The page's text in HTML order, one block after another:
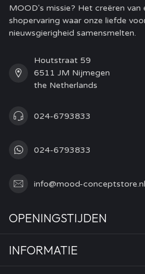
MOOD's missie? Het creëren van
shopervaring waar onze liefde
nieuwsgierigheid samensmelten.
Houtstraat 59
6511 JM Nijmegen
the Netherlands
024-6793833
024-6793833
info@mood-conceptstore.nl
OPENINGSTIJDEN
INFORMATIE